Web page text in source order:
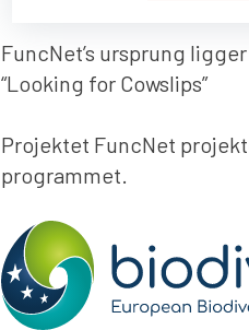
FuncNet’s ursprung
“Looking for Cowslips”
Projektet FuncNet
programmet.